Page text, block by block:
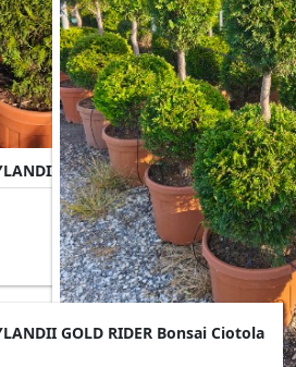
Spirale Clt 35 H.190/200
GOLD RIDER Bonsai Ciotola